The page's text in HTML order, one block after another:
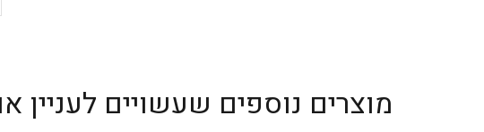
מוצרים נוספים שעשויים לעניין